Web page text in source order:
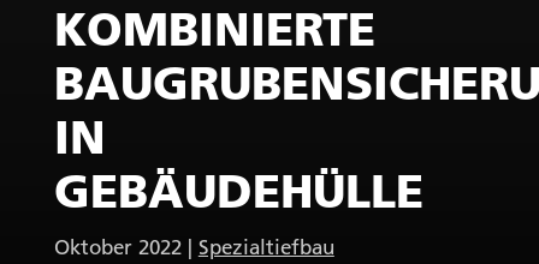
KOMBINIERTE
IN
GEBÄUDEHÜLLE
Oktober 2022| Spezialtiefbau